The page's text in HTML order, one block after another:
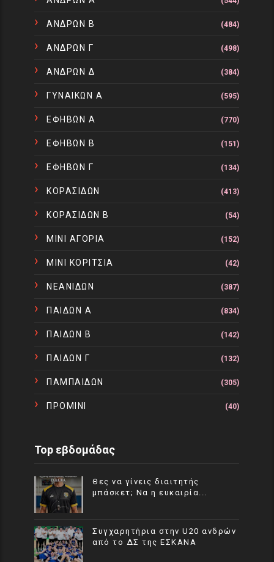
ΑΝΔΡΩΝ Β (484)
ΑΝΔΡΩΝ Γ (498)
ΑΝΔΡΩΝ Δ (384)
ΓΥΝΑΙΚΩΝ Α (595)
ΕΦΗΒΩΝ Α (770)
ΕΦΗΒΩΝ Β (151)
ΕΦΗΒΩΝ Γ (134)
ΚΟΡΑΣΙΔΩΝ (413)
ΚΟΡΑΣΙΔΩΝ Β (54)
ΜΙΝΙ ΑΓΟΡΙΑ (152)
ΜΙΝΙ ΚΟΡΙΤΣΙΑ (42)
ΝΕΑΝΙΔΩΝ (387)
ΠΑΙΔΩΝ Α (834)
ΠΑΙΔΩΝ Β (142)
ΠΑΙΔΩΝ Γ (132)
ΠΑΜΠΑΙΔΩΝ (305)
ΠΡΟΜΙΝΙ (40)
Top εβδομάδας
Θες να γίνεις διαιτητής
μπάσκετ; Να η ευκαιρία...
Συγχαρητήρια στην U20 ανδρών
από το ΔΣ της ΕΣΚΑΝΑ